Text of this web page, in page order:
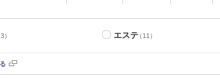
） エステ（11）